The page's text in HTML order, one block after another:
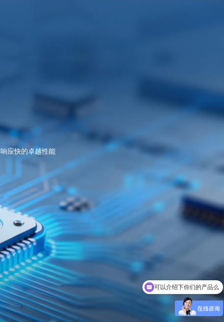
应快的卓越性能
可以介绍下你们的产品么
你们是怎么收费的呢